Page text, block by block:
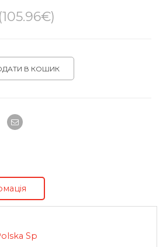
(105.96€)
В КОШИК
Sp